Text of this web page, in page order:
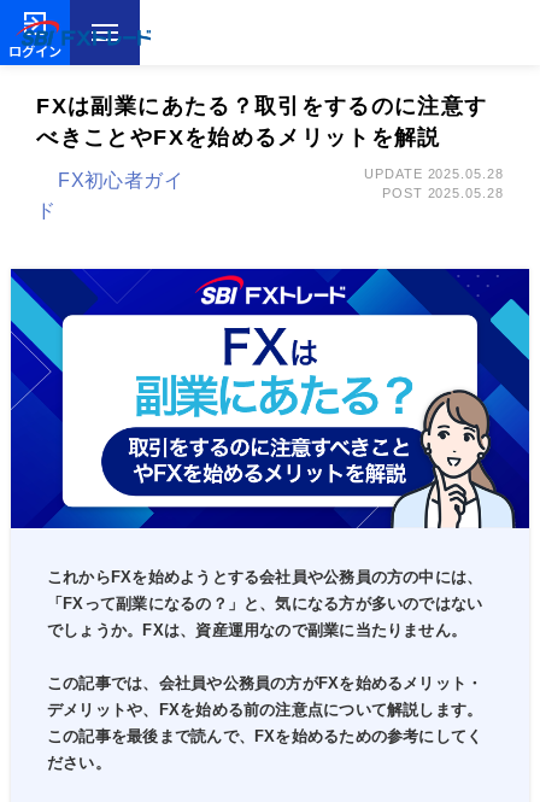
ログイン
FXは副業にあたる？取引をするのに注意す
べきことやFXを始めるメリットを解説
FX初心者ガイ
ド
UPDATE 2025.05.28
POST 2025.05.28
これからFXを始めようとする会社員や公務員の方の中には、
「FXって副業になるの？」と、気になる方が多いのではない
でしょうか。FXは、資産運用なので副業に当たりません。
この記事では、会社員や公務員の方がFXを始めるメリット・
デメリットや、FXを始める前の注意点について解説します。
この記事を最後まで読んで、FXを始めるための参考にしてく
ださい。